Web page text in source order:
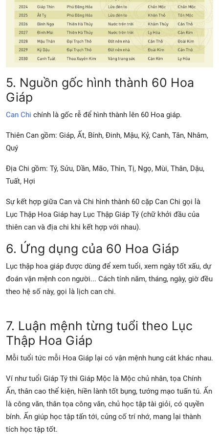
5. Nguồn gốc hình thành 60 Hoa
Giáp
Can Chi chính là gốc rễ để hình thành lên 60 Hoa giáp.
Thiên Can gồm: Giáp, Ất, Bính, Đinh, Mậu, Kỷ, Canh, Tân, Nhâm,
Quý
Địa Chi gồm: Tý, Sửu, Dần, Mão, Thìn, Tị, Ngọ, Mùi, Thân, Dậu,
Tuất, Hợi
Sự kết hợp giữa Can và Chi hình thành 60 cặp Can Chi gọi là
Lục Thập Hoa Giáp hay Lục Thập Giáp Tý (chữ khởi đầu của
thiên can và địa chi khi kết hợp với nhau).
6. Ứng dụng của 60 Hoa Giáp
Lục thập hoa giáp được dùng để xem tuổi, xem ngày tốt xấu, dự
đoán vận mệnh con người... Cách tính năm, tháng, ngày, giờ đều
theo hệ số này, gọi là lịch can chi.
7. Luận mệnh từng tuổi theo Lục
Thập Hoa Giáp
Mỗi tuổi tức mỗi Hoa Giáp lại có vận mệnh hung cát khác nhau.
Ví như tuổi Giáp Tý thì Giáp Mộc là Mộc chủ nhân, tọa Chính
Ấn, thân cao thể kiện, hiền lành tốt bụng, tướng mạo tuấn tú. Ấn
là công văn, thân tọa công văn, chủ học tập tài giỏi, có quyền
bính. Ấn giúp học tập tấn tới, củng cố trí nhớ, mang lại thành
tích học tập tốt.